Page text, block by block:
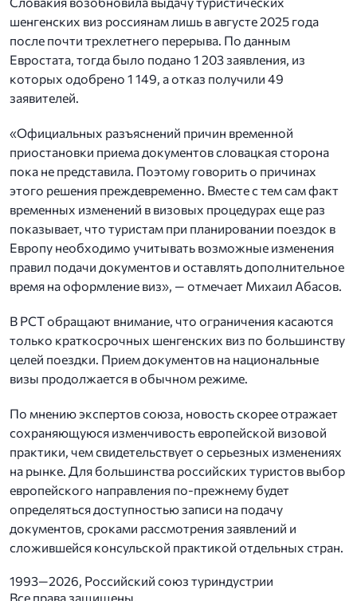
шенгенских виз россиянам лишь в августе 2025 года
после почти трехлетнего перерыва. По данным
Евростата, тогда было подано 1 203 заявления, из
которых одобрено 1 149, а отказ получили 49
заявителей.
«Официальных разъяснений причин временной
приостановки приема документов словацкая сторона
пока не представила. Поэтому говорить о причинах
этого решения преждевременно. Вместе с тем сам факт
временных изменений в визовых процедурах еще раз
показывает, что туристам при планировании поездок в
Европу необходимо учитывать возможные изменения
правил подачи документов и оставлять дополнительное
время на оформление виз», — отмечает Михаил Абасов.
В РСТ обращают внимание, что ограничения касаются
только краткосрочных шенгенских виз по большинству
целей поездки. Прием документов на национальные
визы продолжается в обычном режиме.
По мнению экспертов союза, новость скорее отражает
сохраняющуюся изменчивость европейской визовой
практики, чем свидетельствует о серьезных изменениях
на рынке. Для большинства российских туристов выбор
европейского направления по-прежнему будет
определяться доступностью записи на подачу
документов, сроками рассмотрения заявлений и
сложившейся консульской практикой отдельных стран.
1993—2026, Российский союз туриндустрии
Все права защищены.